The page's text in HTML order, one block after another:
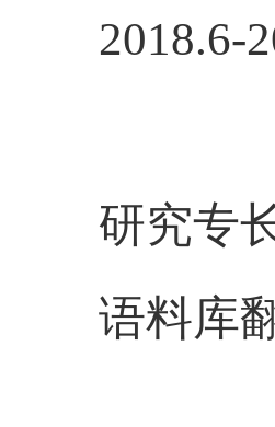
2018.6-
研究专
语料库